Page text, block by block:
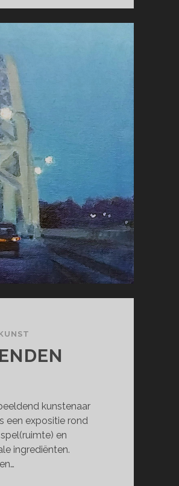
kunstenaar
een expositie rond
en
ingrediënten.